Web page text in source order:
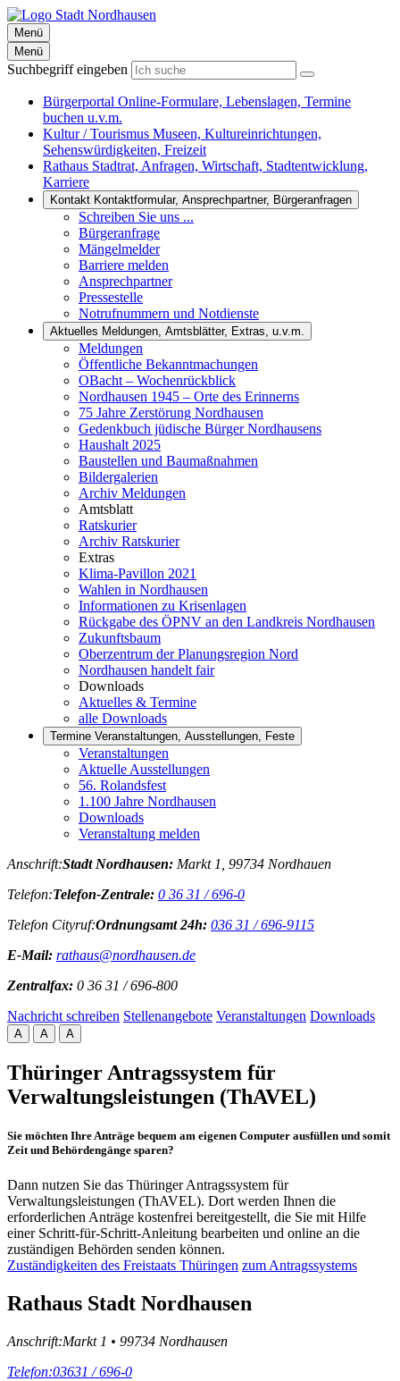
Menü
Menü
Suchbegriff eingeben
Bürgerportal Online-Formulare, Lebenslagen, Termine
buchen u.v.m.
Kultur / Tourismus Museen, Kultureinrichtungen,
Sehenswürdigkeiten, Freizeit
Rathaus Stadtrat, Anfragen, Wirtschaft, Stadtentwicklung,
Karriere
Kontakt Kontaktformular, Ansprechpartner, Bürgeranfragen
Schreiben Sie uns ...
Bürgeranfrage
Mängelmelder
Barriere melden
Ansprechpartner
Pressestelle
Notrufnummern und Notdienste
Aktuelles Meldungen, Amtsblätter, Extras, u.v.m.
Meldungen
Öffentliche Bekanntmachungen
OBacht – Wochenrückblick
Nordhausen 1945 – Orte des Erinnerns
75 Jahre Zerstörung Nordhausen
Gedenkbuch jüdische Bürger Nordhausens
Haushalt 2025
Baustellen und Baumaßnahmen
Bildergalerien
Archiv Meldungen
Amtsblatt
Ratskurier
Archiv Ratskurier
Extras
Klima-Pavillon 2021
Wahlen in Nordhausen
Informationen zu Krisenlagen
Rückgabe des ÖPNV an den Landkreis Nordhausen
Zukunftsbaum
Oberzentrum der Planungsregion Nord
Nordhausen handelt fair
Downloads
Aktuelles & Termine
alle Downloads
Termine Veranstaltungen, Ausstellungen, Feste
Veranstaltungen
Aktuelle Ausstellungen
56. Rolandsfest
1.100 Jahre Nordhausen
Downloads
Veranstaltung melden
Anschrift:Stadt Nordhausen: Markt 1, 99734 Nordhauen
Telefon:Telefon-Zentrale: 0 36 31 / 696-0
Telefon Cityruf:Ordnungsamt 24h: 036 31 / 696-9115
E-Mail: rathaus@nordhausen.de
Zentralfax: 0 36 31 / 696-800
Nachricht schreiben Stellenangebote Veranstaltungen Downloads
A A A
Thüringer Antragssystem für
Verwaltungsleistungen (ThAVEL)
Sie möchten Ihre Anträge bequem am eigenen Computer ausfüllen und somit
Zeit und Behördengänge sparen?
Dann nutzen Sie das Thüringer Antragssystem für
Verwaltungsleistungen (ThAVEL). Dort werden Ihnen die
erforderlichen Anträge kostenfrei bereitgestellt, die Sie mit Hilfe
einer Schritt-für-Schritt-Anleitung bearbeiten und online an die
zuständigen Behörden senden können.
Zuständigkeiten des Freistaats Thüringen zum Antragssystems
Rathaus Stadt Nordhausen
Anschrift:Markt 1 • 99734 Nordhausen
Telefon:03631 / 696-0